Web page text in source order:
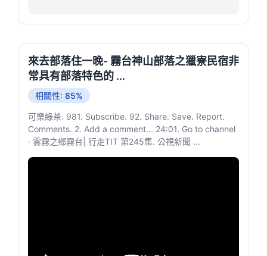
來去部落住一晚- 霧台神山部落之獵寮民宿非
常具有部落特色的 ...
相關性: 85%
可樂綠茶. 981. Subscribe. 92. Share. Save. Report.
Comments. 2. Add a comment... 24:01. Go to channel
· 雲霧之鄉霧台| 行走TIT 第245集. 公視新聞 ...